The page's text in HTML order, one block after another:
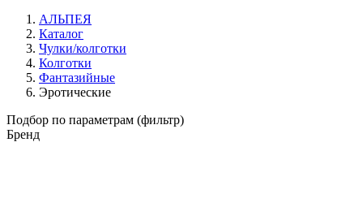
АЛЬПЕЯ
Каталог
Чулки/колготки
Колготки
Фантазийные
Эротические
Подбор по параметрам (фильтр)
Бренд